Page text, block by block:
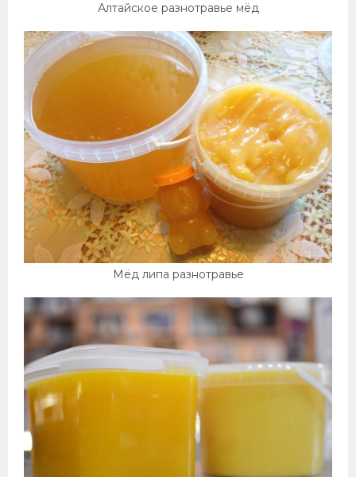
Алтайское разнотравье мёд
Мёд липа разнотравье